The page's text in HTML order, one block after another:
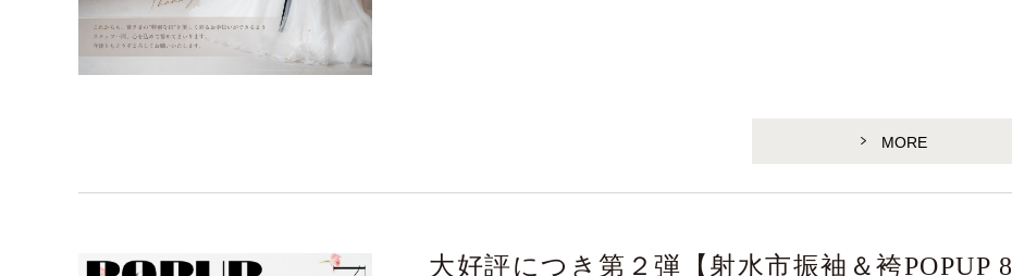
MORE
大好評につき第２弾【射水市振袖＆袴POPUP 8